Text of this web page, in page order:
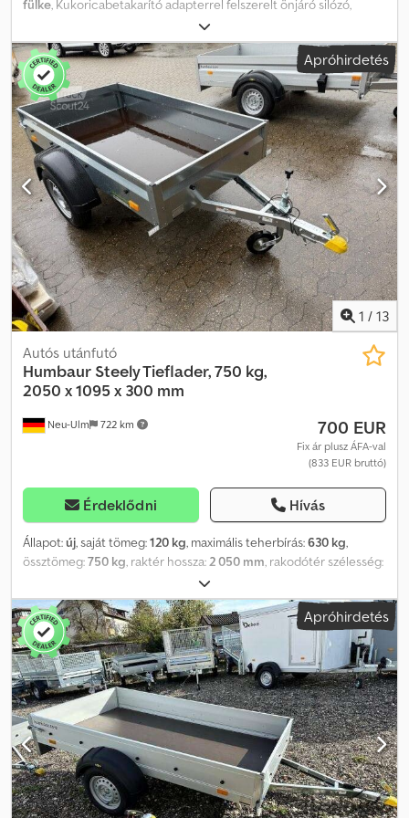
fülke, Kukoricabetakarító adapterrel felszerelt önjáró silózó,
melyhez tartozik egy vágószerkezet, Fortschritt E296
szecskavágó vagy Fortschritt E294 pickup (a képen), illetve
Fortschritt E299 kukorica vágószerkezet. Teljesen átvizsgált, új
akkumulátorokkal, új festéssel. Valamennyi egység üzemképes.
1990-ig gyártott modellek elérhetők. Egyedi információk
kérhetők! Szállítás megoldható! Telephely: 17094 Pragsdorf.
Dedpfxsi Iphzj Amyokr
Apróhirdetés
1 / 13
Neu-Ulm 722 km
Autós utánfutó
Humbaur Steely Tieflader, 750 kg,
2050 x 1095 x 300 mm
700 EUR
Fix ár plusz ÁFA-val
(833 EUR bruttó)
Érdeklődni Hívás
Állapot:új, saját tömeg:120 kg, maximális teherbírás:630 kg,
össztömeg:750 kg, raktér hossza:2 050 mm, rakodótér szélesség:
300 mm
szín:egyéb, építési magasság:805 mm, munkaszélesség:1 545
mm, Gyártó: Humbaur, Típus: Steely alvázas utánfutó,
Engedélyezett teljes tömeg: 750 kg, Teherbírás: 615 kg, Saját
tömeg: 135 kg, Rakodótér mérete: 2050 x 1095 x 300 mm,
Gumiabroncsok: 13 hüvelyk, Rakodási magasság: 495 mm,
beleértve a 100 km/h sebességre engedélyezést, - 13 pólusú
csatlakozó - 9 mm vastag padlólemez - Horganyzott acéllemezből
készült oldalfalak - Hátsó ajtó feszítőzárral - 4 rögzítőgyűrű az
oldalfalak belső oldalán - Előre szerelt rögzítőelemek a ponyva
rögzítéséhez az oldalfalakon - Humbaur multifunkciós világítás az
alvázvédőben integrálva - Sarokoszlopok, melyekbe toldalék
csatlakoztatható - V alakú vonófej, mely összecsukható. Az ár
Apróhirdetés